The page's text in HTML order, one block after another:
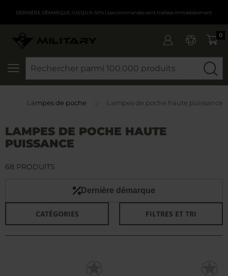
DERNIÈRE DÉMARQUE JUSQU'À -50% | Les commandes sont traitées immédiatement
0
Lampes de poche Lampes de poche haute puissance
LAMPES DE POCHE HAUTE
PUISSANCE
Dernière démarque
CATÉGORIES FILTRES ET TRI
68 PRODUITS